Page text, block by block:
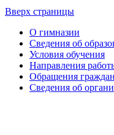
Вверх страницы
О гимназии
Сведения об
Условия обучения
Направления
Обращения граждан
Сведения об